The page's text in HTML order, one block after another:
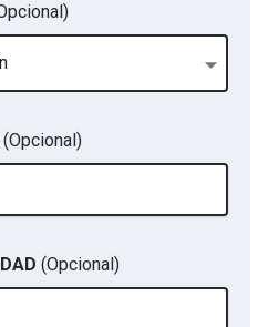
(Opcional)
(Opcional)